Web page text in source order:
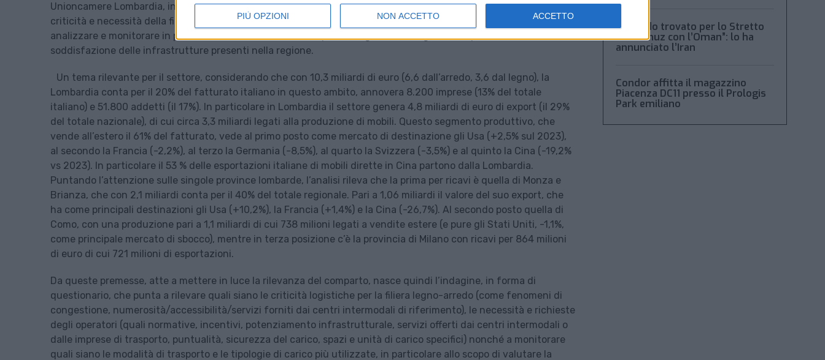
PIÙ OPZIONI NON ACCETTO ACCETTO
Unioncamere Lombardia, in collaborazione con Uniontrasporti, ha lanciato un’indagine che punta a rilevare
criticità e necessità della filiera regionale del legno-arredo in materia di logistica. Scopo dello studio è quello di
analizzare e monitorare in particolare le dinamiche del trasporto e logistica del legname, rispetto all’utilizzo e
soddisfazione delle infrastrutture presenti nella regione.
Un tema rilevante per il settore, considerando che con 10,3 miliardi di euro (6,6 dall’arredo, 3,6 dal legno), la
Lombardia conta per il 20% del fatturato italiano in questo ambito, annovera 8.200 imprese (13% del totale
italiano) e 51.800 addetti (il 17%). In particolare in Lombardia il settore genera 4,8 miliardi di euro di export (il 29%
del totale nazionale), di cui circa 3,3 miliardi legati alla produzione di mobili. Questo segmento produttivo, che
vende all’estero il 61% del fatturato, vede al primo posto come mercato di destinazione gli Usa (+2,5% sul 2023),
al secondo la Francia (-2,2%), al terzo la Germania (-8,5%), al quarto la Svizzera (-3,5%) e al quinto la Cina (-19,2%
vs 2023). In particolare il 53 % delle esportazioni italiane di mobili dirette in Cina partono dalla Lombardia.
Puntando l’attenzione sulle singole province lombarde, l’analisi rileva che la prima per ricavi è quella di Monza e
Brianza, che con 2,1 miliardi conta per il 40% del totale regionale. Pari a 1,06 miliardi il valore del suo export, che
ha come principali destinazioni gli Usa (+10,2%), la Francia (+1,4%) e la Cina (-26,7%). Al secondo posto quella di
Como, con una produzione pari a 1,1 miliardi di cui 738 milioni legati a vendite estere (e pure gli Stati Uniti, -1,1%,
come principale mercato di sbocco), mentre in terza posizione c’è la provincia di Milano con ricavi per 864 milioni
di euro di cui 721 milioni di esportazioni.
Da queste premesse, atte a mettere in luce la rilevanza del comparto, nasce quindi l’indagine, in forma di
questionario, che punta a rilevare quali siano le criticità logistiche per la filiera legno-arredo (come fenomeni di
congestione, numerosità/accessibilità/servizi forniti dai centri intermodali di riferimento), le necessità e richieste
degli operatori (quali normative, incentivi, potenziamento infrastrutturale, servizi offerti dai centri intermodali o
dalle imprese di trasporto, puntualità, sicurezza del carico, spazi e unità di carico specifici) nonché a monitorare
quali siano le modalità di trasporto e le tipologie di carico più utilizzate, in particolare allo scopo di valutare la
“Accordo trovato per lo Stretto
di Hormuz con l’Oman”: lo ha
annunciato l’Iran
Condor affitta il magazzino
Piacenza DC11 presso il Prologis
Park emiliano